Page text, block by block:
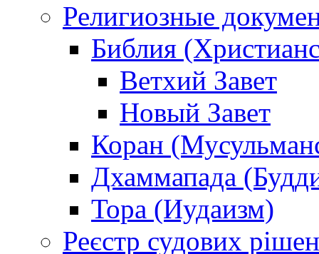
Религиозные
Библия
Ветхий Завет
Новый Завет
Коран
Дхаммапада
Тора (Иудаизм)
Реєстр судових